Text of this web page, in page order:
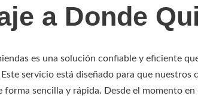
a Donde
es una solución confiable y eficiente
servicio está diseñado para que nuestros
forma sencilla y rápida. Desde el momento